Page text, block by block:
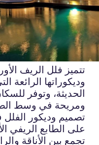
تتميز فلل الريف
وديكوراتها الرائعة
الحديثة، وتوفر
ومريحة في وسط
تصميم وديكور الفلل
على الطابع الريفي
تجمع بين الأناقة